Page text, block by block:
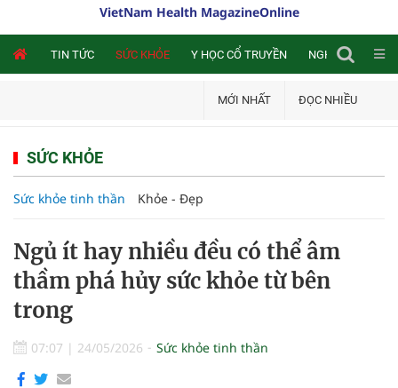
VietNam Health MagazineOnline
TIN TỨC SỨC KHỎE Y HỌC CỔ TRUYỀN NGHIÊN CỨU
MỚI NHẤT ĐỌC NHIỀU
SỨC KHỎE
Sức khỏe tinh thần Khỏe - Đẹp
Ngủ ít hay nhiều đều có thể âm
thầm phá hủy sức khỏe từ bên
trong
07:07 | 24/05/2026 Sức khỏe tinh thần